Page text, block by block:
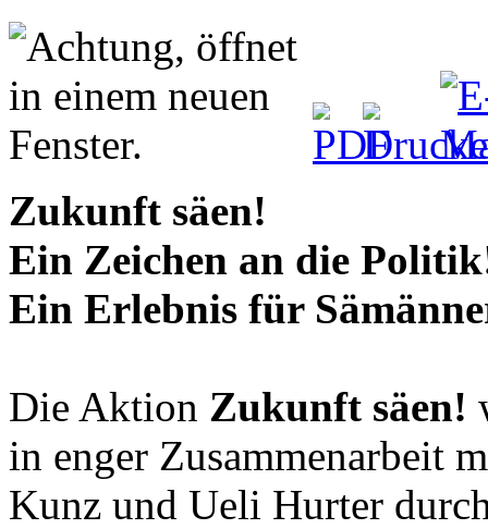
Zukunft säen!
Ein Zeichen an die
Ein Erlebnis für
Die Aktion Zukunft säen!
in enger Zusammenarbeit
Kunz und Ueli Hurter